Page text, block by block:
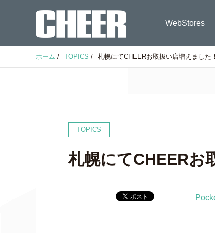
WebStores
ホーム / TOPICS / 札幌にてCHEERお取扱い店増えました！
TOPICS
札幌にてCHEERお